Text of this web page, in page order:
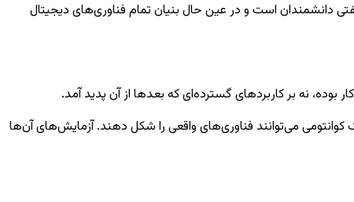
دانشمندان است و در عین حال بنیان تمام فناوری‌های دیجیتال
نه بر کاربردهای گسترده‌ای که بعدها از آن پدید آمد.
کوانتومی می‌توانند فناوری‌های واقعی را شکل دهند. آزمایش‌های آن‌ها